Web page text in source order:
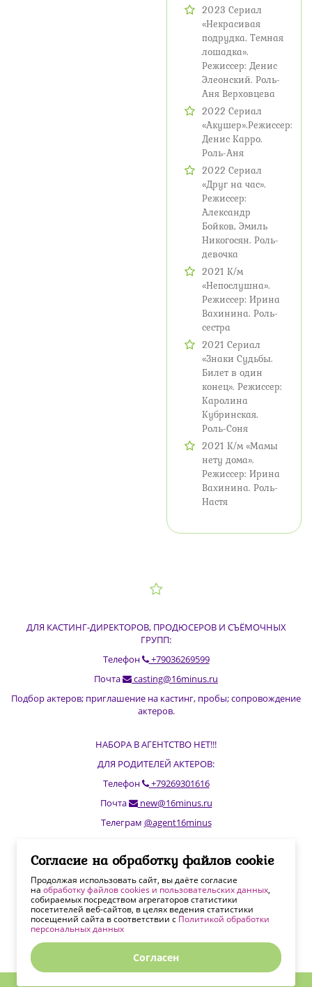
2023 Сериал
«Некрасивая
подрудка. Темная
лошадка».
Режиссер: Денис
Элеонский. Роль-
Аня Верховцева
2022 Сериал
«Акушер».Режиссер:
Денис Карро.
Роль-Аня
2022 Сериал
«Друг на час».
Режиссер:
Александр
Бойков, Эмиль
Никогосян. Роль-
девочка
2021 К/м
«Непослушна».
Режиссер: Ирина
Вахинина. Роль-
сестра
2021 Сериал
«Знаки Судьбы.
Билет в один
конец». Режиссер:
Каролина
Кубринская.
Роль-Соня
2021 К/м «Мамы
нету дома».
Режиссер: Ирина
Вахинина. Роль-
Настя
ДЛЯ КАСТИНГ-ДИРЕКТОРОВ, ПРОДЮСЕРОВ И СЪЁМОЧНЫХ
ГРУПП:
Телефон
+79036269599
Почта
casting@16minus.ru
Подбор актеров; приглашение на кастинг, пробы; сопровождение
актеров.
НАБОРА В АГЕНТСТВО НЕТ!!!
ДЛЯ РОДИТЕЛЕЙ АКТЕРОВ:
Телефон
+79269301616
Почта
new@16minus.ru
Телеграм @agent16minus
ХОТИТЕ ВСЕХ ПОСМОТРЕТЬ?
База учеников киношколы
kinoevolution.ru
Наша страничка наFilmToolz
Политики обработки персональных данныхСогласие на
обработку файлов cookie
Согласие на обработку файлов cookie
Продолжая использовать сайт, вы даёте согласие
на обработку файлов cookies и пользовательских данных,
собираемых посредством агрегаторов статистики
посетителей веб-сайтов, в целях ведения статистики
посещений сайта в соответствии с Политикой обработки
персональных данных
Согласен